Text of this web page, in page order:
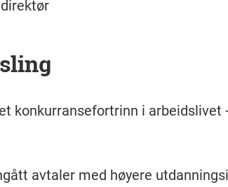
konkurransefortrinn i arbeidslivet
avtaler med høyere